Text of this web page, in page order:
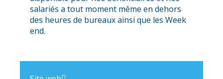
salariés a tout moment même en dehors
des heures de bureaux ainsi que les Week
end.